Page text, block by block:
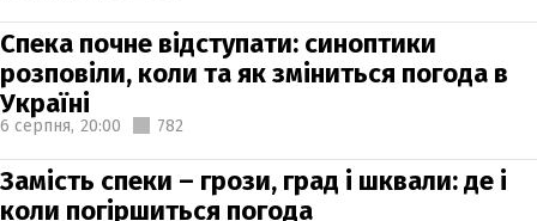
Спека почне відступати: синоптики
розповіли, коли та як зміниться погода в
Україні
6 серпня, 20:00 782
Замість спеки – грози, град і шквали: де і
коли погіршиться погода